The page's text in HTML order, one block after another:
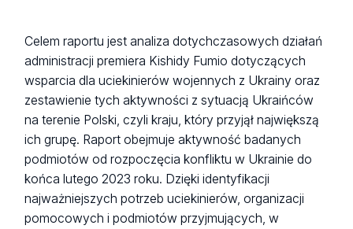
Celem raportu jest analiza dotychczasowych działań
administracji premiera Kishidy Fumio dotyczących
wsparcia dla uciekinierów wojennych z Ukrainy oraz
zestawienie tych aktywności z sytuacją Ukraińców
na terenie Polski, czyli kraju, który przyjął największą
ich grupę. Raport obejmuje aktywność badanych
podmiotów od rozpoczęcia konfliktu w Ukrainie do
końca lutego 2023 roku. Dzięki identyfikacji
najważniejszych potrzeb uciekinierów, organizacji
pomocowych i podmiotów przyjmujących, w